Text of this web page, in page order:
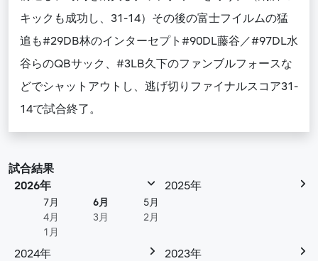
キックも成功し、31-14）その後の富士フイルムの猛
追も#29DB林のインターセプト#90DL藤谷／#97DL水
谷らのQBサック、#3LB久下のファンブルフォースな
どでシャットアウトし、逃げ切りファイナルスコア31-
14で試合終了。
試合結果
2026年
7月 6月
5月
4月
3月
2月
1月
2025年
2024年
2023年